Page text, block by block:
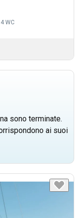
4 WC
sono terminate.
ai suoi